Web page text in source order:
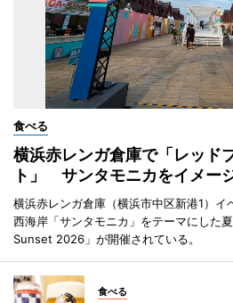
食べる
横浜赤レンガ倉庫で「レッド
ト」 サンタモニカをイメー
横浜赤レンガ倉庫（横浜市中区新港1）イ
西海岸「サンタモニカ」をテーマにした
Sunset 2026」が開催されている。
食べる